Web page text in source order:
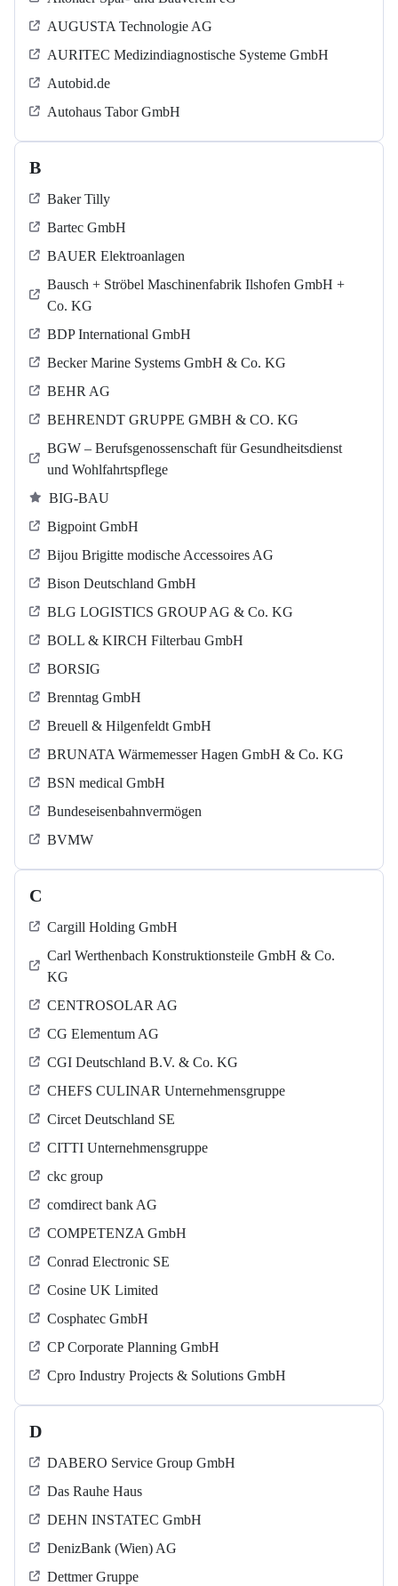
AUGUSTA Technologie AG
AURITEC Medizindiagnostische Systeme GmbH
Autobid.de
Autohaus Tabor GmbH
B
Baker Tilly
Bartec GmbH
BAUER Elektroanlagen
Bausch + Ströbel Maschinenfabrik Ilshofen GmbH +
Co. KG
BDP International GmbH
Becker Marine Systems GmbH & Co. KG
BEHR AG
BEHRENDT GRUPPE GMBH & CO. KG
BGW – Berufsgenossenschaft für Gesundheitsdienst
und Wohlfahrtspflege
BIG-BAU
Bigpoint GmbH
Bijou Brigitte modische Accessoires AG
Bison Deutschland GmbH
BLG LOGISTICS GROUP AG & Co. KG
BOLL & KIRCH Filterbau GmbH
BORSIG
Brenntag GmbH
Breuell & Hilgenfeldt GmbH
BRUNATA Wärmemesser Hagen GmbH & Co. KG
BSN medical GmbH
Bundeseisenbahnvermögen
BVMW
C
Cargill Holding GmbH
Carl Werthenbach Konstruktionsteile GmbH & Co.
KG
CENTROSOLAR AG
CG Elementum AG
CGI Deutschland B.V. & Co. KG
CHEFS CULINAR Unternehmensgruppe
Circet Deutschland SE
CITTI Unternehmensgruppe
ckc group
comdirect bank AG
COMPETENZA GmbH
Conrad Electronic SE
Cosine UK Limited
Cosphatec GmbH
CP Corporate Planning GmbH
Cpro Industry Projects & Solutions GmbH
D
DABERO Service Group GmbH
Das Rauhe Haus
DEHN INSTATEC GmbH
DenizBank (Wien) AG
Dettmer Gruppe